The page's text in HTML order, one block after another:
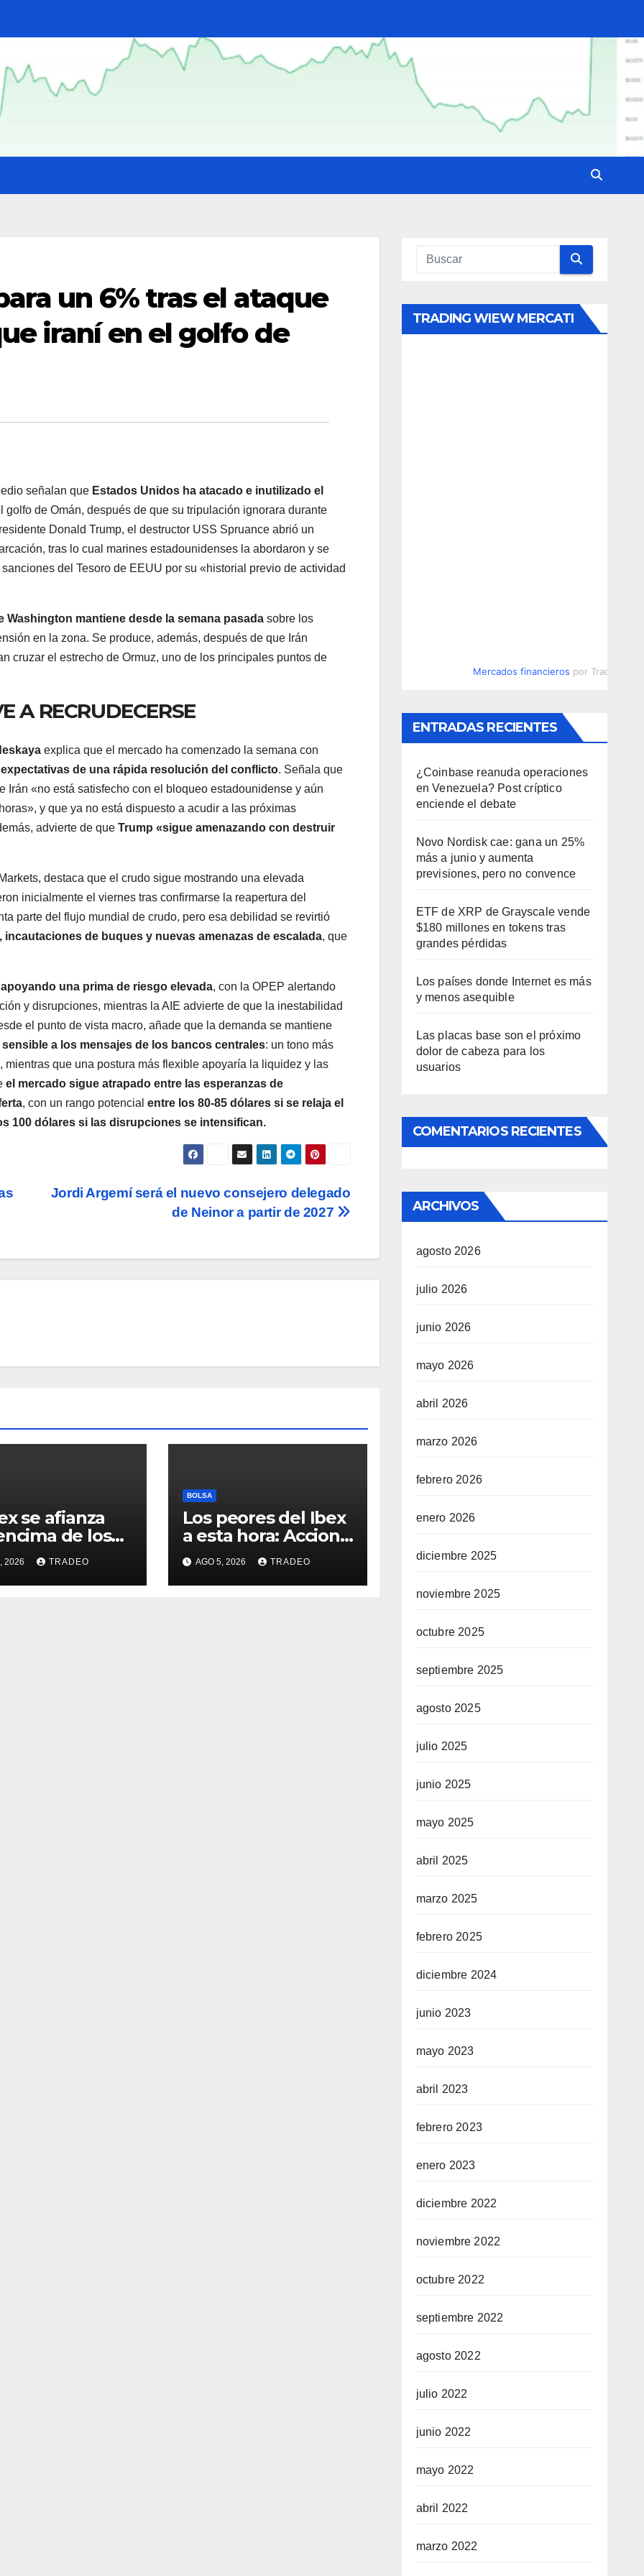
un 6% tras el ataque
iraní en el golfo de
señalan que Estados Unidos ha atacado e inutilizado el
golfo de Omán, después de que su tripulación ignorara durante
Donald Trump, el destructor USS Spruance abrió un
tras lo cual marines estadounidenses la abordaron y se
del Tesoro de EEUU por su «historial previo de actividad
Washington mantiene desde la semana pasada sobre los
en la zona. Se produce, además, después de que Irán
cruzar el estrecho de Ormuz, uno de los principales puntos de
A RECRUDECERSE
explica que el mercado ha comenzado la semana con
de una rápida resolución del conflicto. Señala que
Irán «no está satisfecho con el bloqueo estadounidense y aún
y que ya no está dispuesto a acudir a las próximas
advierte de que Trump «sigue amenazando con destruir
destaca que el crudo sigue mostrando una elevada
inicialmente el viernes tras confirmarse la reapertura del
parte del flujo mundial de crudo, pero esa debilidad se revirtió
incautaciones de buques y nuevas amenazas de escalada, que
una prima de riesgo elevada, con la OPEP alertando
y disrupciones, mientras la AIE advierte de que la inestabilidad
el punto de vista macro, añade que la demanda se mantiene
sensible a los mensajes de los bancos centrales: un tono más
que una postura más flexible apoyaría la liquidez y las
el mercado sigue atrapado entre las esperanzas de
, con un rango potencial entre los 80-85 dólares si se relaja el
100 dólares si las disrupciones se intensifican.
Jordi Argemí será el nuevo consejero delegado
de Neinor a partir de 2027
se afianza
de los
puntos ante
Ormuz
2026 TRADEO
BOLSA
Los peores del Ibex
a esta hora: Acciona
(-1,30%) y Acciona
Energía (-0,96%)
AGO 5, 2026 TRADEO
TRADING WIEW MERCATI
Mercados financieros por
ENTRADAS RECIENTES
¿Coinbase reanuda operaciones
en Venezuela? Post críptico
enciende el debate
Novo Nordisk cae: gana un 25%
más a junio y aumenta
previsiones, pero no convence
ETF de XRP de Grayscale vende
$180 millones en tokens tras
grandes pérdidas
Los países donde Internet es más
y menos asequible
Las placas base son el próximo
dolor de cabeza para los
usuarios
COMENTARIOS RECIENTES
ARCHIVOS
agosto 2026
julio 2026
junio 2026
mayo 2026
abril 2026
marzo 2026
febrero 2026
enero 2026
diciembre 2025
noviembre 2025
octubre 2025
septiembre 2025
agosto 2025
julio 2025
junio 2025
mayo 2025
abril 2025
marzo 2025
febrero 2025
diciembre 2024
junio 2023
mayo 2023
abril 2023
febrero 2023
enero 2023
diciembre 2022
noviembre 2022
octubre 2022
septiembre 2022
agosto 2022
julio 2022
junio 2022
mayo 2022
abril 2022
marzo 2022